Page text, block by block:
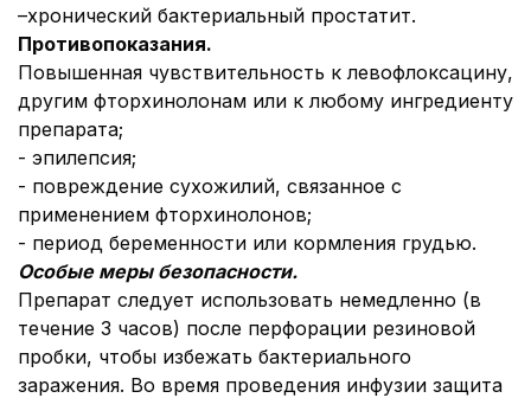
–хронический бактериальный простатит.
Противопоказания.
Повышенная чувствительность к левофлоксацину,
другим фторхинолонам или к любому ингредиенту
препарата;
- эпилепсия;
- повреждение сухожилий, связанное с
применением фторхинолонов;
- период беременности или кормления грудью.
Особые меры безопасности.
Препарат следует использовать немедленно (в
течение 3 часов) после перфорации резиновой
пробки, чтобы избежать бактериального
заражения. Во время проведения инфузии защита